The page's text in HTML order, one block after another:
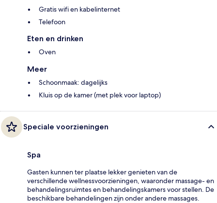
Gratis wifi en kabelinternet
Telefoon
Eten en drinken
Oven
Meer
Schoonmaak: dagelijks
Kluis op de kamer (met plek voor laptop)
Speciale voorzieningen
Spa
Gasten kunnen ter plaatse lekker genieten van de
verschillende wellnessvoorzieningen, waaronder massage- en
behandelingsruimtes en behandelingskamers voor stellen. De
beschikbare behandelingen zijn onder andere massages.